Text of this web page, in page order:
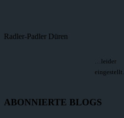
Radler-Padler Düren
…leider
eingestellt.
ABONNIERTE BLOGS